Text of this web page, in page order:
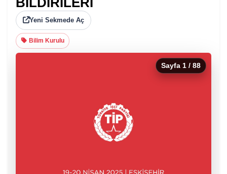
Yeni Sekmede Aç
Bilim Kurulu
Sayfa 1 / 88